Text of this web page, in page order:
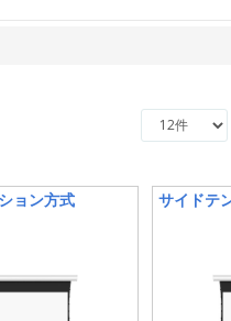
ョン方式 サイドテ